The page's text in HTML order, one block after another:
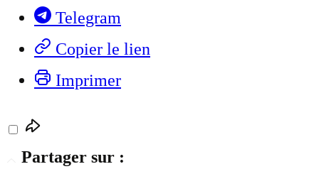
Telegram
Copier le lien
Imprimer
Partager sur :